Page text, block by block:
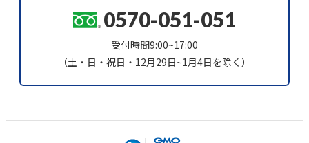
0570-051-051
受付時間9:00~17:00
（土・日・祝日・12月29日~1月4日を除く）